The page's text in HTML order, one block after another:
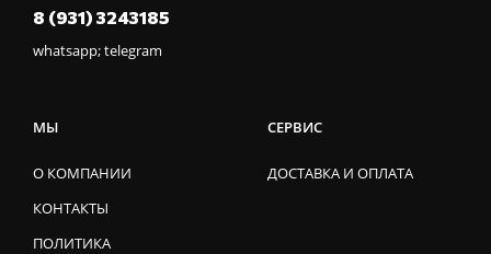
8 (931) 3243185
whatsapp; telegram
МЫ
О КОМПАНИИ
КОНТАКТЫ
ПОЛИТИКА
СЕРВИС
ДОСТАВКА И ОПЛАТА